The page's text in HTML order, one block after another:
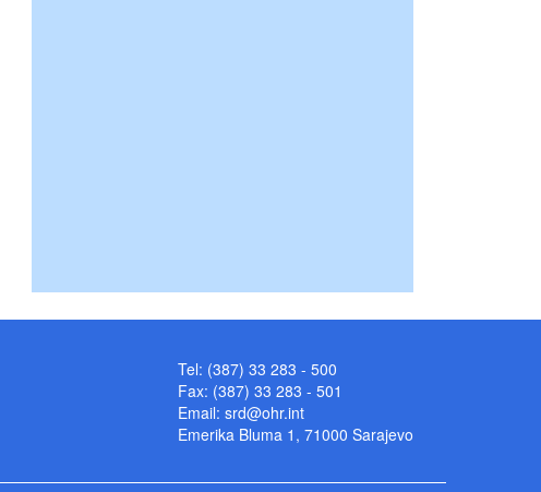
Tel: (387) 33 283 - 500
Fax: (387) 33 283 - 501
Email: srd@ohr.int
Emerika Bluma 1, 71000 Sarajevo